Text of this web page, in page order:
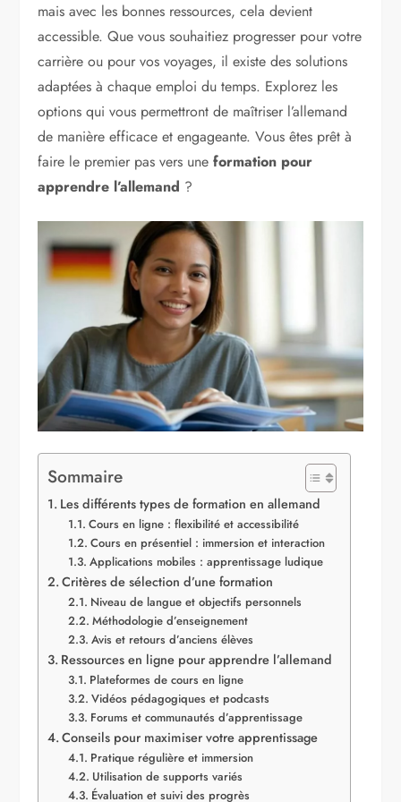
mais avec les bonnes ressources, cela devient
accessible. Que vous souhaitiez progresser pour votre
carrière ou pour vos voyages, il existe des solutions
adaptées à chaque emploi du temps. Explorez les
options qui vous permettront de maîtriser l’allemand
de manière efficace et engageante. Vous êtes prêt à
faire le premier pas vers uneformation pour
apprendre l’allemand ?
Sommaire
Les différents types de formation en allemand
Cours en ligne : flexibilité et accessibilité
Cours en présentiel : immersion et interaction
Applications mobiles : apprentissage ludique
Critères de sélection d’une formation
Niveau de langue et objectifs personnels
Méthodologie d’enseignement
Avis et retours d’anciens élèves
Ressources en ligne pour apprendre l’allemand
Plateformes de cours en ligne
Vidéos pédagogiques et podcasts
Forums et communautés d’apprentissage
Conseils pour maximiser votre apprentissage
Pratique régulière et immersion
Utilisation de supports variés
Évaluation et suivi des progrès